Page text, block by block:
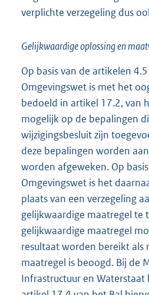
verplichte verzegeling dus
Gelijkwaardige oplossing en
Op basis van de artikelen
Omgevingswet is met het
bedoeld in artikel 17.2, van
mogelijk op de bepalingen
wijzigingsbesluit zijn
deze bepalingen worden
worden afgeweken. Op
Omgevingswet is het
plaats van een verzegeling
gelijkwaardige maatregel te
gelijkwaardige maatregel
resultaat worden bereikt als
maatregel is beoogd. Bij de
Infrastructuur en Waterstaat